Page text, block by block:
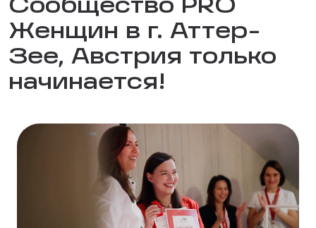
Сообщество PRO
Женщин в г. Аттер-
Зее, Австрия только
начинается!